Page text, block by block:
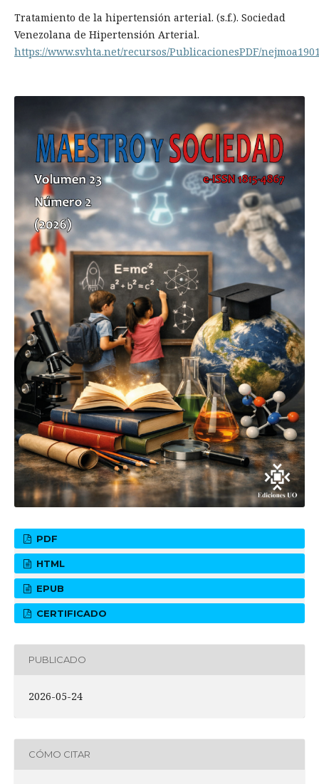
Tratamiento de la hipertensión arterial. (s.f.). Sociedad
Venezolana de Hipertensión Arterial.
https://www.svhta.net/recursos/PublicacionesPDF/
PDF
HTML
EPUB
CERTIFICADO
PUBLICADO
2026-05-24
CÓMO CITAR